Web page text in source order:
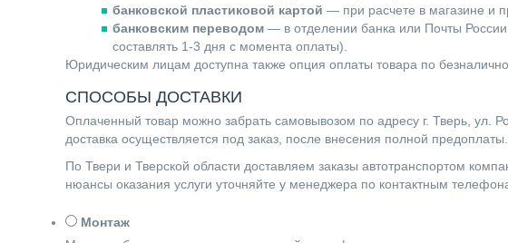
банковской пластиковой картой — при расчете в магазине и
банковским переводом — в отделении банка или Почты России
составлять 1-3 дня с момента оплаты).
Юридическим лицам доступна также опция оплаты товара по
СПОСОБЫ ДОСТАВКИ
Оплаченный товар можно забрать самовывозом по адресу г. Тверь, ул.
доставка осуществляется под заказ, после внесения полной предоплаты.
По Твери и Тверской области доставляем заказы автотранспортом
нюансы оказания услуги уточняйте у менеджера по контактным
Монтаж